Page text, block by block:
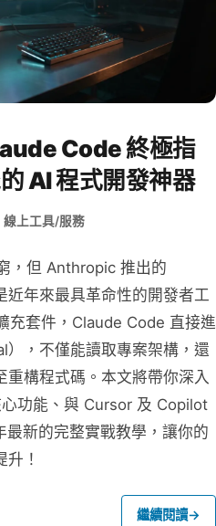
Code 終極指
AI 程式開發神器
線上工具/服務
，但 Anthropic 推出的
近年來最具革命性的開發者工
充套件，Claude Code 直接進
，不僅能讀取專案架構，還
重構程式碼。本文將帶你深入
功能、與 Cursor 及 Copilot
新的完整實戰教學，讓你的
！
繼續閱讀→